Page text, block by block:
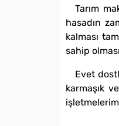
Tarım
hasadın
kalması
sahip
Evet
karmaşık